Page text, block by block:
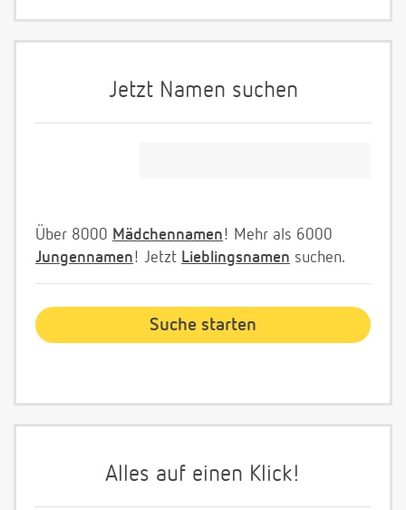
Jetzt Namen suchen
Über 8000 Mädchennamen! Mehr als 6000
Jungennamen! Jetzt Lieblingsnamen suchen.
Alles auf einen Klick!